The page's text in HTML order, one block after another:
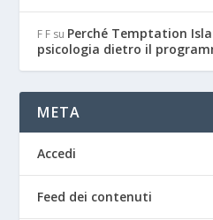
F F su Perché Temptation
psicologia dietro il
META
Accedi
Feed dei contenuti